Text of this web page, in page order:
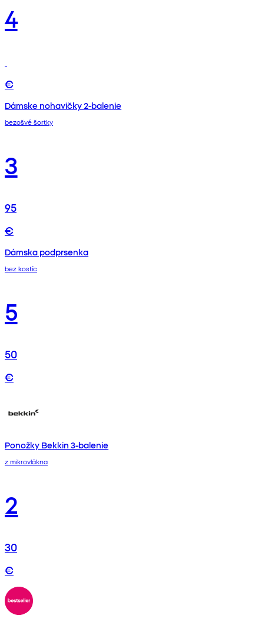
4
€
Dámske nohavičky 2-balenie
bezošvé šortky
3
95
€
Dámska podprsenka
bez kostíc
5
50
€
Ponožky Bekkin 3-balenie
z mikrovlákna
2
30
€